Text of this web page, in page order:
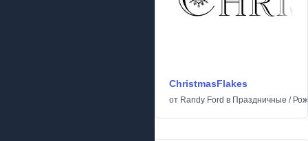
ChristmasFlakes
от Randy Ford в Праздничные /